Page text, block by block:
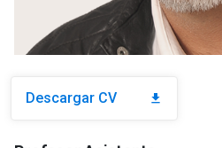
Descargar CV download